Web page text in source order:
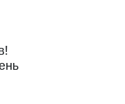
магазин